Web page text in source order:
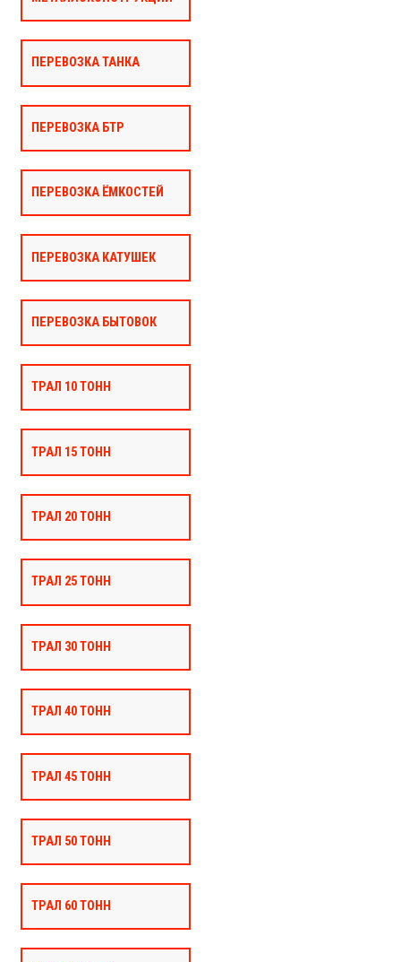
ПЕРЕВОЗКА ТАНКА
ПЕРЕВОЗКА БТР
ПЕРЕВОЗКА ЁМКОСТЕЙ
ПЕРЕВОЗКА КАТУШЕК
ПЕРЕВОЗКА БЫТОВОК
ТРАЛ 10 ТОНН
ТРАЛ 15 ТОНН
ТРАЛ 20 ТОНН
ТРАЛ 25 ТОНН
ТРАЛ 30 ТОНН
ТРАЛ 40 ТОНН
ТРАЛ 45 ТОНН
ТРАЛ 50 ТОНН
ТРАЛ 60 ТОНН